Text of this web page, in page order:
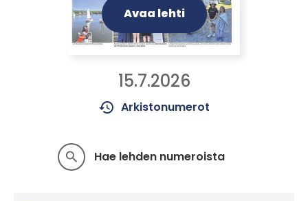
Avaa lehti
15.7.2026
history Arkistonumerot
search Hae lehden numeroista